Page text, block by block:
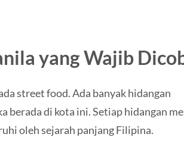
yang Wajib
street food. Ada banyak hidangan
berada di kota ini. Setiap hidangan
oleh sejarah panjang Filipina.